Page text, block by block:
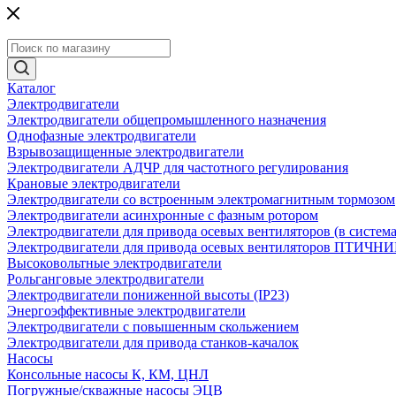
Каталог
Электродвигатели
Электродвигатели общепромышленного назначения
Однофазные электродвигатели
Взрывозащищенные электродвигатели
Электродвигатели АДЧР для частотного регулирования
Крановые электродвигатели
Электродвигатели со встроенным электромагнитным тормозом
Электродвигатели асинхронные с фазным ротором
Электродвигатели для привода осевых вентиляторов (в
Электродвигатели для привода осевых вентиляторов
Высоковольтные электродвигатели
Рольганговые электродвигатели
Электродвигатели пониженной высоты (IP23)
Энергоэффективные электродвигатели
Электродвигатели с повышенным скольжением
Электродвигатели для привода станков-качалок
Насосы
Консольные насосы К, КМ, ЦНЛ
Погружные/скважные насосы ЭЦВ